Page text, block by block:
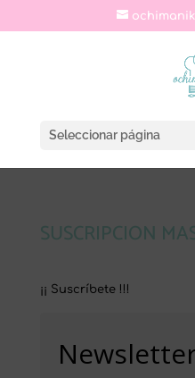
Seleccionar página
SUSCRIPCION
¡¡ Suscríbete !!!